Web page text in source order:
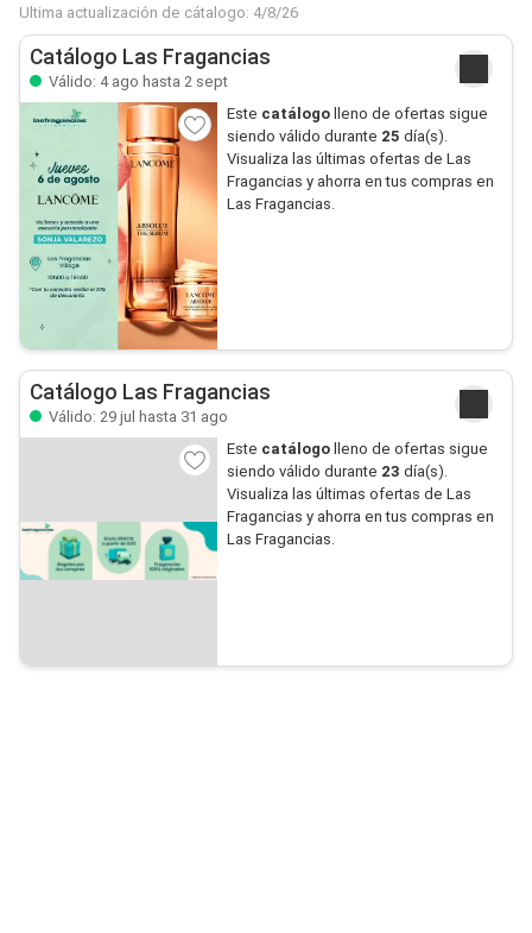
Ultima actualización de cátalogo: 4/8/26
Catálogo Las Fragancias
Válido: 4 ago hasta 2 sept
Este catálogo lleno de ofertas sigue
siendo válido durante 25 día(s).
Visualiza las últimas ofertas de Las
Fragancias y ahorra en tus compras en
Las Fragancias.
Catálogo Las Fragancias
Válido: 29 jul hasta 31 ago
Este catálogo lleno de ofertas sigue
siendo válido durante 23 día(s).
Visualiza las últimas ofertas de Las
Fragancias y ahorra en tus compras en
Las Fragancias.